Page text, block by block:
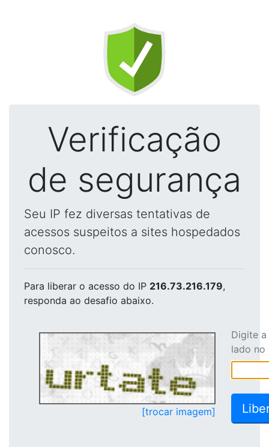
Verificação
de segurança
Seu IP fez diversas tentativas de
acessos suspeitos a sites hospedados
conosco.
Para liberar o acesso do IP 216.73.216.179,
responda ao desafio abaixo.
[trocar imagem]
Digite
lado no